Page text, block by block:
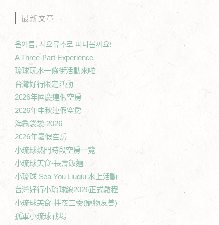
最新文章
올여름, 샤오류추로 떠나볼까요!
A Three-Part Experience
琉球玩水一條街活動來啦
台灣好行限定活動
2026年國慶連假空房
2026年中秋連假空房
海龜袋袋-2026
2026年暑假空房
小琉球熱門時段空房一覽
小琉球美食-長壽飯麵
小琉球 Sea You Liuqiu 水上活動
台灣好行小琉球線2026正式啟程
小琉球美食-拌夜三羹(寵物友善)
孤軍小琉球戰場